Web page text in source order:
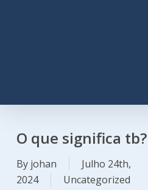
O que significa tb?
By johan
Julho 24th,
2024
Uncategorized